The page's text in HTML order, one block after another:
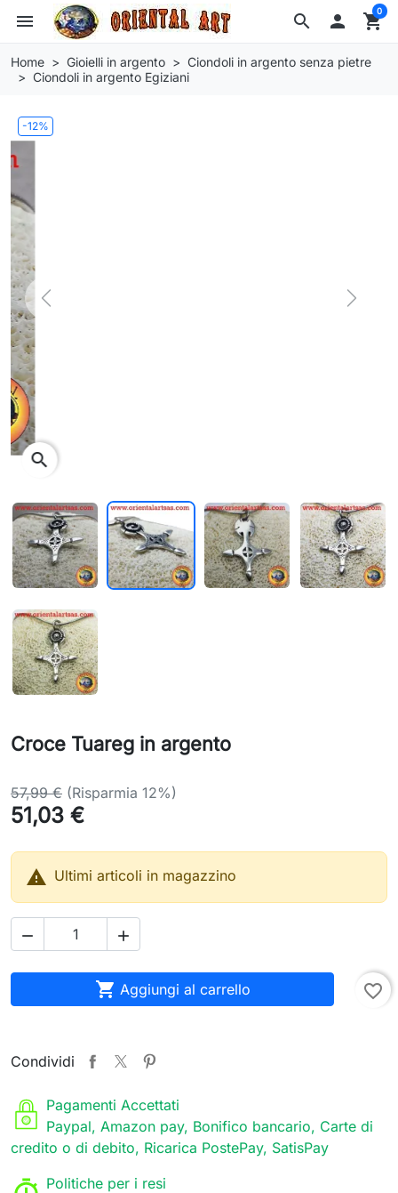
search
menu  shopping_cart
0
Home Gioielli in argento
Ciondoli in argento senza pietre
Ciondoli in argento Egiziani
-12%
Previous Next
Croce Tuareg in argento
57,99 € (Risparmia 12%)
51,03 €
 Ultimi articoli in magazzino
 
 Aggiungi al carrello favorite_border
Condividi
Pagamenti Accettati
Paypal, Amazon pay, Bonifico bancario, Carte di
credito o di debito, Ricarica PostePay, SatisPay
Politiche per i resi